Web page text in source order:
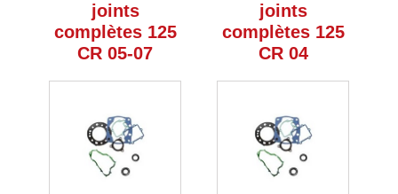
joints
complètes 125
CR 05-07
joints
complètes 125
CR 04